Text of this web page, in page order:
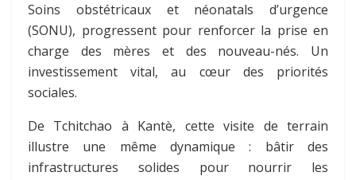
Soins obstétricaux et néonatals d’urgence
(SONU), progressent pour renforcer la prise en
charge des mères et des nouveau-nés. Un
investissement vital, au cœur des priorités
sociales.
De Tchitchao à Kantè, cette visite de terrain
illustre une même dynamique : bâtir des
infrastructures solides pour nourrir les